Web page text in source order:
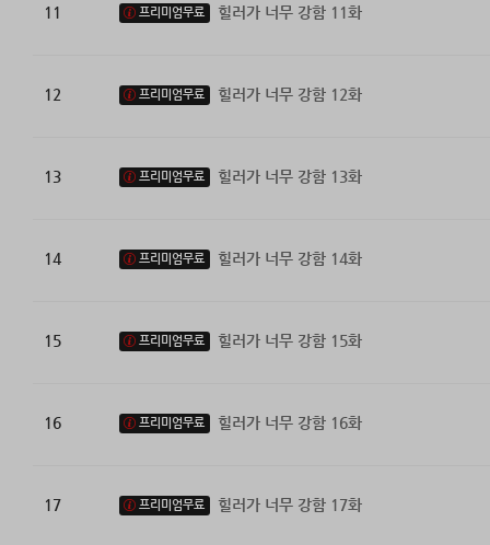
11 프리미엄무료 힐러가 너무 강함 11화
12 프리미엄무료 힐러가 너무 강함 12화
13 프리미엄무료 힐러가 너무 강함 13화
14 프리미엄무료 힐러가 너무 강함 14화
15 프리미엄무료 힐러가 너무 강함 15화
16 프리미엄무료 힐러가 너무 강함 16화
17 프리미엄무료 힐러가 너무 강함 17화